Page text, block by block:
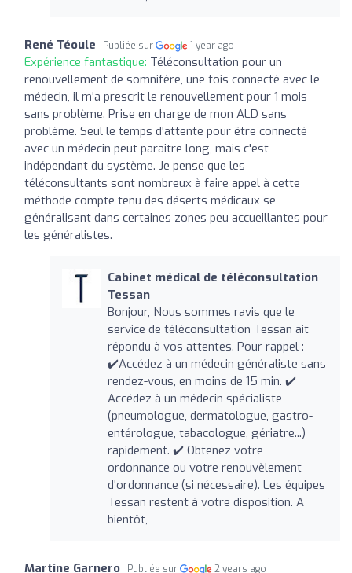
René Téoule Publiée sur 1 year ago
Expérience fantastique: Téléconsultation pour un
renouvellement de somnifère, une fois connecté avec le
médecin, il m'a prescrit le renouvellement pour 1 mois
sans problème. Prise en charge de mon ALD sans
problème. Seul le temps d'attente pour être connecté
avec un médecin peut paraitre long, mais c'est
indépendant du système. Je pense que les
téléconsultants sont nombreux à faire appel à cette
méthode compte tenu des déserts médicaux se
généralisant dans certaines zones peu accueillantes pour
les généralistes.
Cabinet médical de téléconsultation
Tessan
Bonjour, Nous sommes ravis que le
service de téléconsultation Tessan ait
répondu à vos attentes. Pour rappel :
✔️Accédez à un médecin généraliste sans
rendez-vous, en moins de 15 min. ✔️
Accédez à un médecin spécialiste
(pneumologue, dermatologue, gastro-
entérologue, tabacologue, gériatre...)
rapidement. ✔️ Obtenez votre
ordonnance ou votre renouvèlement
d'ordonnance (si nécessaire). Les équipes
Tessan restent à votre disposition. A
bientôt,
Martine Garnero Publiée sur 2 years ago